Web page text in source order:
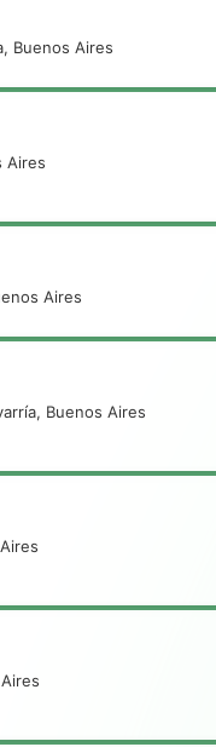
Buenos Aires
Aires
Aires
Buenos Aires